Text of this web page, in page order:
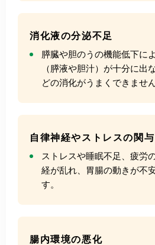
消化液の分泌不足
膵臓や胆のうの機能低下に
（膵液や胆汁）が十分に出
どの消化がうまくできません
自律神経やストレスの関与
ストレスや睡眠不足、疲労
経が乱れ、胃腸の動きが不
す。
腸内環境の悪化